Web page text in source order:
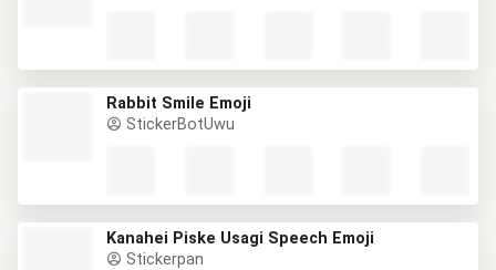
Rabbit Smile Emoji
StickerBotUwu
Kanahei Piske Usagi Speech Emoji
Stickerpan